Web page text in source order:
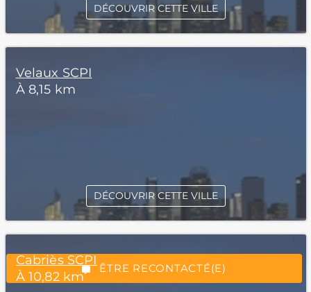
“Excellent”, 165 avis
ÊTRE RECONTACTÉ(E)
DÉCOUVRIR CETTE VILLE
Velaux SCPI
À 8,15 km
DÉCOUVRIR CETTE VILLE
Cabriès SCPI
À 10,82 km